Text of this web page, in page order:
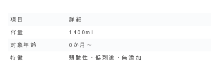
項目
詳細
容量
1400ml
対象年齢
0か月～
特徴
弱酸性・低刺激・無添加